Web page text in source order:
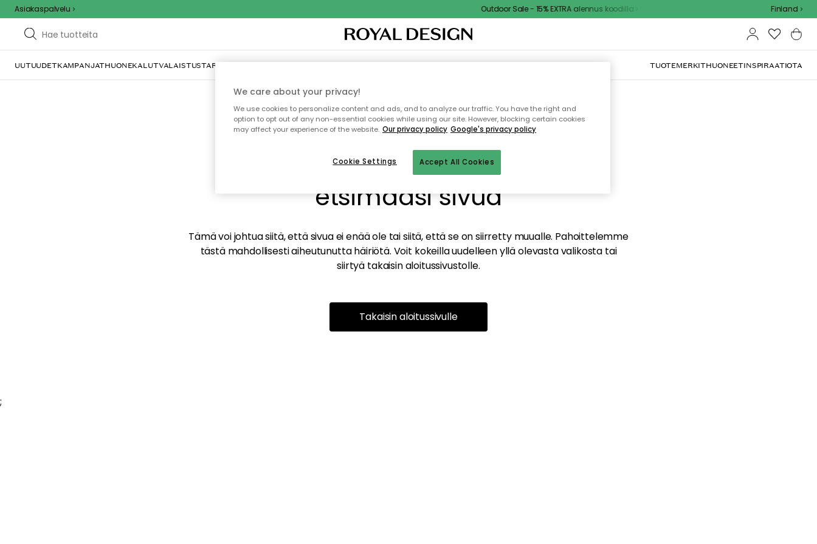
Asiakaspalvelu Outdoor Sale - 15% EXTRA alennus koodilla Finland
UUTUUDETKAMPANJATHUONEKALUTVALAISTUSTARJOILU JA KATTAUSSISUSTUSTEKSTIILIT & MATOTKEITTIÖSÄILYTYSULKOKALUSTEET TUOTEMERKITHUONEETINSPIRAATIOTA
Emme valitettavasti löydä
etsimääsi sivua
Tämä voi johtua siitä, että sivua ei enää ole tai siitä, että se on siirretty muualle. Pahoittelemme
tästä mahdollisesti aiheutunutta häiriötä. Voit kokeilla uudelleen yllä olevasta valikosta tai
siirtyä takaisin aloitussivustolle.
Takaisin aloitussivulle
;
We care about your privacy!
We use cookies to personalize content and ads, and to analyze our traffic. You have the right and
option to opt out of any non-essential cookies while using our site. However, blocking certain cookies
may affect your experience of the website. Our privacy policy Google's privacy policy
Accept All Cookies
Cookie Settings